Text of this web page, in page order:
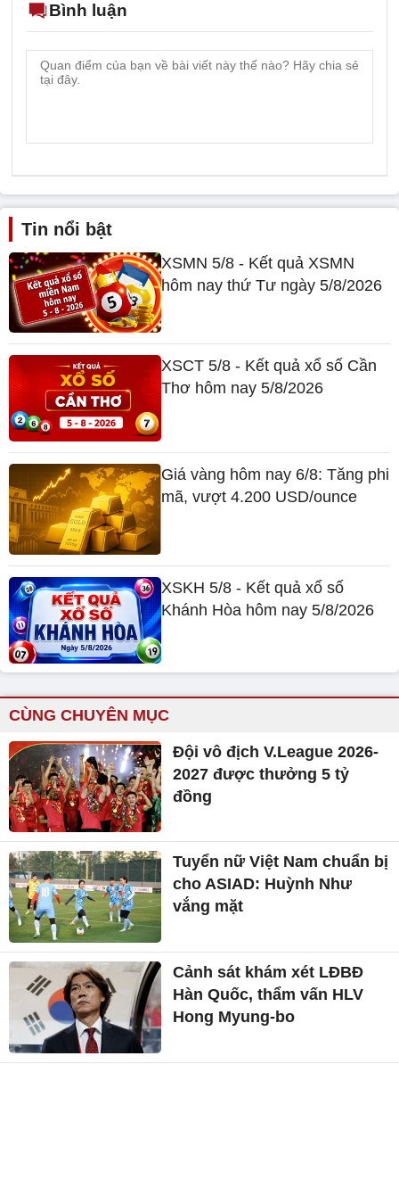
Bình luận
Tin nổi bật
XSMN 5/8 - Kết quả XSMN
hôm nay thứ Tư ngày 5/8/2026
XSCT 5/8 - Kết quả xổ số Cần
Thơ hôm nay 5/8/2026
Giá vàng hôm nay 6/8: Tăng phi
mã, vượt 4.200 USD/ounce
XSKH 5/8 - Kết quả xổ số
Khánh Hòa hôm nay 5/8/2026
CÙNG CHUYÊN MỤC
Đội vô địch V.League 2026-
2027 được thưởng 5 tỷ
đồng
Tuyển nữ Việt Nam chuẩn bị
cho ASIAD: Huỳnh Như
vắng mặt
Cảnh sát khám xét LĐBĐ
Hàn Quốc, thẩm vấn HLV
Hong Myung-bo